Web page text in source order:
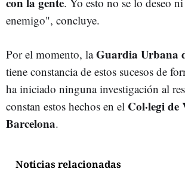
enemigo", concluye.
Por el momento, laGuardia Urbana
tiene constancia de estos sucesos de
ha iniciado ninguna investigación al
constan estos hechos en el Col·legi de
Barcelona.
Noticias relacionadas